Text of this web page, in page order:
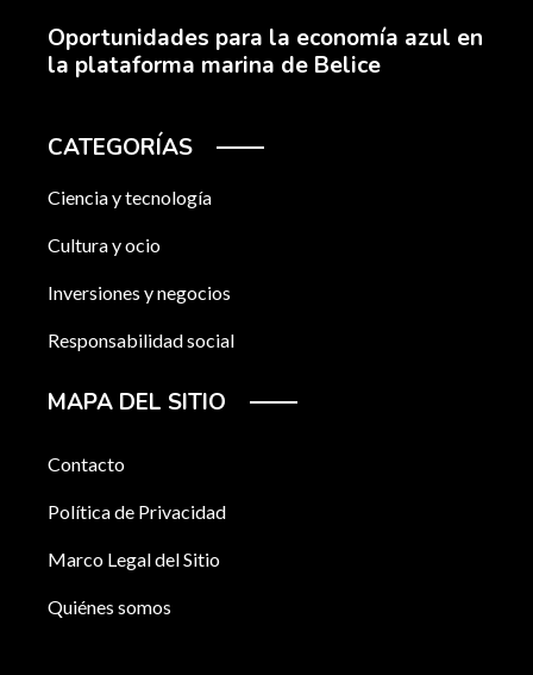
Oportunidades para la economía azul en
la plataforma marina de Belice
CATEGORÍAS
Ciencia y tecnología
Cultura y ocio
Inversiones y negocios
Responsabilidad social
MAPA DEL SITIO
Contacto
Política de Privacidad
Marco Legal del Sitio
Quiénes somos